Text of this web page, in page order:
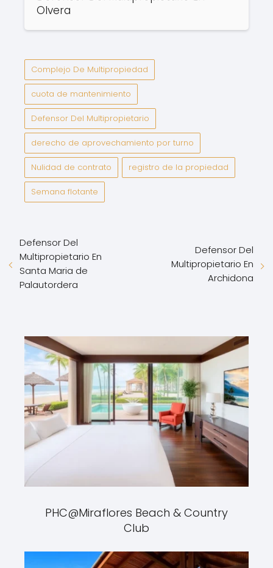
Olvera
Complejo De Multipropiedad
cuota de mantenimiento
Defensor Del Multipropietario
derecho de aprovechamiento por turno
Nulidad de contrato registro de la propiedad
Semana flotante
Defensor Del
Multipropietario En
Santa Maria de
Palautordera
Defensor Del
Multipropietario En
Archidona
PHC@Miraflores Beach & Country
Club